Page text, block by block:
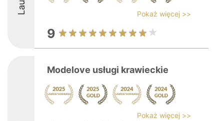
Pokaż więcej >>
9
Modelove usługi krawieckie
Pokaż więcej >>